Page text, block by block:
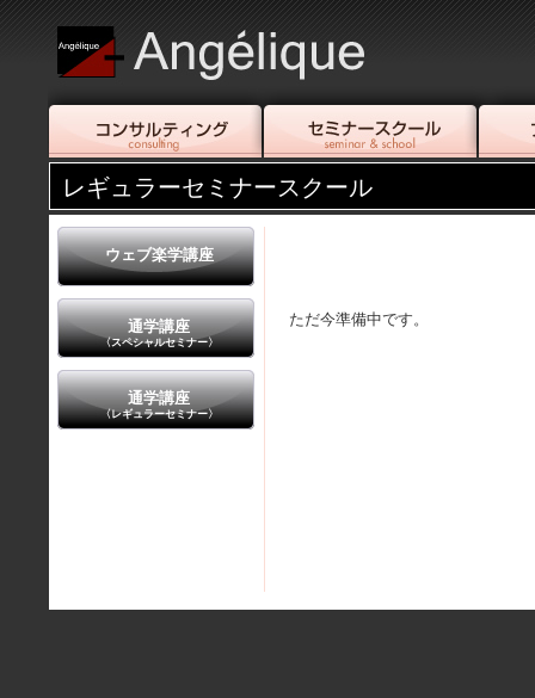
レギュラーセミナースクール
ウェブ楽学講座
通学講座
〈スペシャルセミナー〉
通学講座
〈レギュラーセミナー〉
ただ今準備中です。